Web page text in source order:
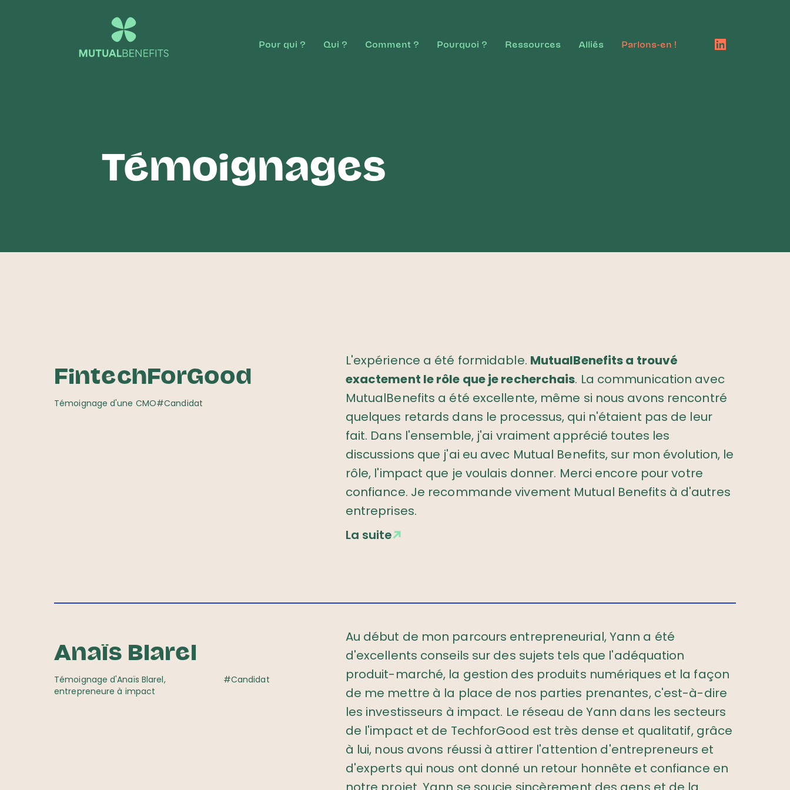
Pour qui ? Qui ? Comment ? Pourquoi ? Ressources Alliés Parlons-en !
Témoignages
FintechForGood
Témoignage d'une CMO#Candidat
L'expérience a été formidable. MutualBenefits a trouvé
exactement le rôle que je recherchais. La communication avec
MutualBenefits a été excellente, même si nous avons rencontré
quelques retards dans le processus, qui n'étaient pas de leur
fait. Dans l'ensemble, j'ai vraiment apprécié toutes les
discussions que j'ai eu avec Mutual Benefits, sur mon évolution, le
rôle, l'impact que je voulais donner. Merci encore pour votre
confiance. Je recommande vivement Mutual Benefits à d'autres
entreprises.
La suite
Anaïs Blarel
Témoignage d'Anaïs Blarel,
entrepreneure à impact
#Candidat
Au début de mon parcours entrepreneurial, Yann a été
d'excellents conseils sur des sujets tels que l'adéquation
produit-marché, la gestion des produits numériques et la façon
de me mettre à la place de nos parties prenantes, c'est-à-dire
les investisseurs à impact. Le réseau de Yann dans les secteurs
de l'impact et de TechforGood est très dense et qualitatif, grâce
à lui, nous avons réussi à attirer l'attention d'entrepreneurs et
d'experts qui nous ont donné un retour honnête et confiance en